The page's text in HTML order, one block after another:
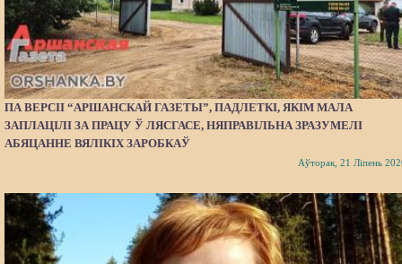
ПА ВЕРСІІ “АРШАНСКАЙ ГАЗЕТЫ”, ПАДЛЕТКІ, ЯКІМ МАЛА
ЗАПЛАЦІЛІ ЗА ПРАЦУ Ў ЛЯСГАСЕ, НЯПРАВІЛЬНА ЗРАЗУМЕЛІ
АБЯЦАННЕ ВЯЛІКІХ ЗАРОБКАЎ
Аўторак, 21 Ліпень